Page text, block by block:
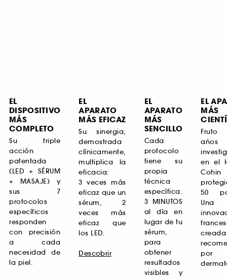
EL
DISPOSITIVO
MÁS
COMPLETO
Su triple
acción
patentada
(LED + SÉRUM
+ MASAJE) y
sus 7
protocolos
específicos
responden
con precisión
a cada
necesidad de
la piel.
EL
APARATO
MÁS EFICAZ
Su sinergia,
demostrada
clínicamente,
multiplica la
eficacia:
3 veces más
eficaz que un
sérum, 2
veces más
eficaz que
los LED.
Descobrir​
EL
APARATO
MÁS
SENCILLO
Cada
protocolo
tiene su
propia
técnica
específica.
3 MINUTOS
al día en
lugar de tu
sérum,
para
obtener
resultados
visibles y
EL
MÁS
Fruto
en el
50
Una
por